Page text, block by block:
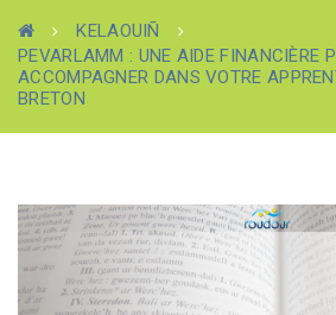
KELAOUIÑ
PEVARLAMM : UNE AIDE FINANCIÈRE
ACCOMPAGNER DANS VOTRE
BRETON